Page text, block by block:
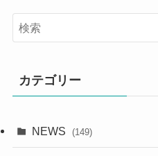
カテゴリー
NEWS (149)